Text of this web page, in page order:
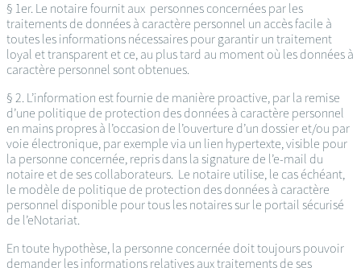
§ 1er. Le notaire fournit aux personnes concernées par les
traitements de données à caractère personnel un accès facile à
toutes les informations nécessaires pour garantir un traitement
loyal et transparent et ce, au plus tard au moment où les données à
caractère personnel sont obtenues.
§ 2. L’information est fournie de manière proactive, par la remise
d’une politique de protection des données à caractère personnel
en mains propres à l’occasion de l’ouverture d’un dossier et/ou par
voie électronique, par exemple via un lien hypertexte, visible pour
la personne concernée, repris dans la signature de l’e-mail du
notaire et de ses collaborateurs. Le notaire utilise, le cas échéant,
le modèle de politique de protection des données à caractère
personnel disponible pour tous les notaires sur le portail sécurisé
de l’eNotariat.
En toute hypothèse, la personne concernée doit toujours pouvoir
demander les informations relatives aux traitements de ses